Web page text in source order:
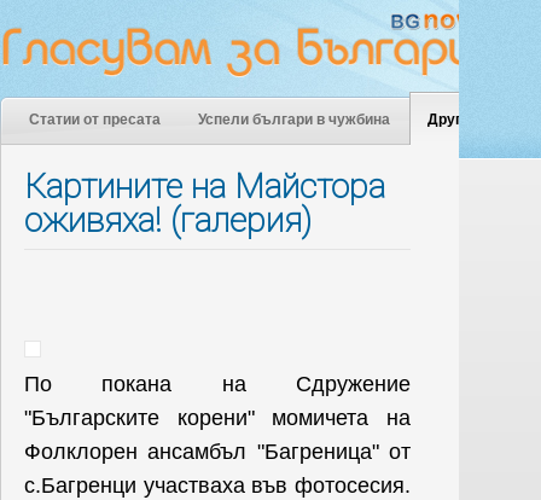
Статии от пресата Успели българи в чужбина Други
Картините на Майстора
оживяха! (галерия)
По покана на Сдружение
"Българските корени" момичета на
Фолклорен ансамбъл "Багреница" от
с.Багренци участваха във фотосесия.